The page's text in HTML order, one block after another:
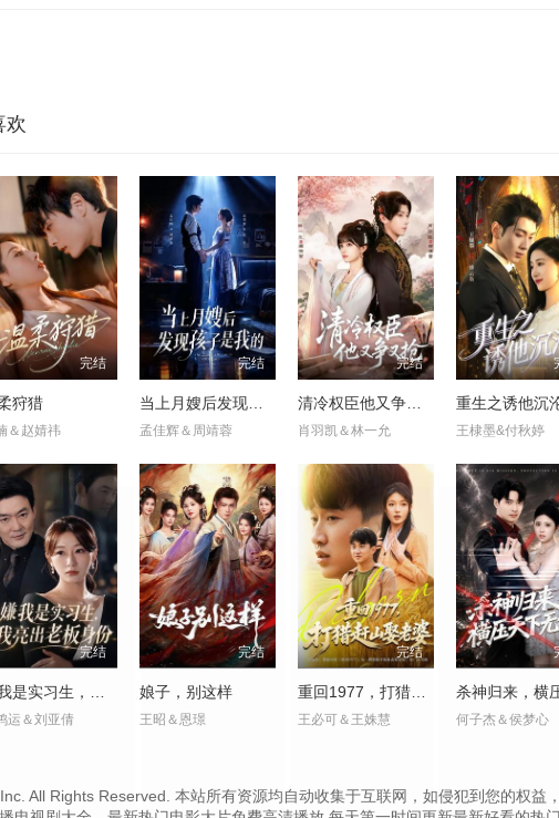
欢
完结
狩猎
＆赵婧祎
完结
当上月嫂后发现孩子是我的
孟佳辉＆周靖蓉
完结
清冷权臣他又争又抢
肖羽凯＆林一允
重生之诱他沉
王棣墨&付秋婷
完结
运＆刘亚倩
完结
娘子，别这样
王昭＆恩璟
完结
重回1977，打猎赶山娶老婆
王必可＆王姝慧 何子杰＆侯梦心
All Rights Reserved. 本站所有资源均自动收集于互联网，如侵犯到您的权益